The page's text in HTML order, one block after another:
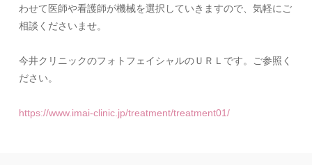
わせて医師や看護師が機械を選択していきますので、気軽にご
相談くださいませ。
今井クリニックのフォトフェイシャルのＵＲＬです。ご参照く
ださい。
https://www.imai-clinic.jp/treatment/treatment01/